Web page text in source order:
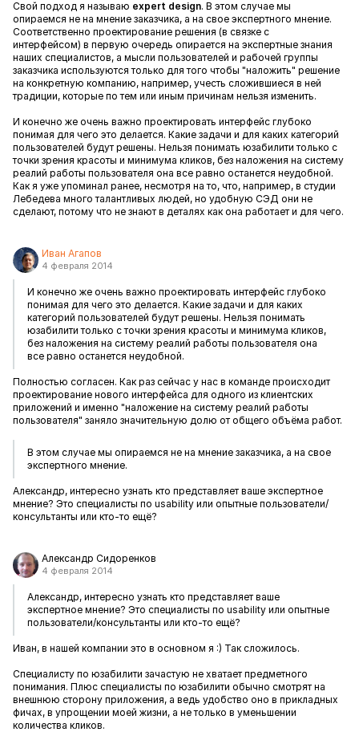
Свой подход я называю expert design. В этом случае мы
опираемся не на мнение заказчика, а на свое экспертного мнение.
Соответственно проектирование решения (в связке с
интерфейсом) в первую очередь опирается на экспертные знания
наших специалистов, а мысли пользователей и рабочей группы
заказчика используются только для того чтобы "наложить" решение
на конкретную компанию, например, учесть сложившиеся в ней
традиции, которые по тем или иным причинам нельзя изменить.
И конечно же очень важно проектировать интерфейс глубоко
понимая для чего это делается. Какие задачи и для каких категорий
пользователей будут решены. Нельзя понимать юзабилити только с
точки зрения красоты и минимума кликов, без наложения на систему
реалий работы пользователя она все равно останется неудобной.
Как я уже упоминал ранее, несмотря на то, что, например, в студии
Лебедева много талантливых людей, но удобную СЭД они не
сделают, потому что не знают в деталях как она работает и для чего.
Иван Агапов
4 февраля 2014
И конечно же очень важно проектировать интерфейс глубоко
понимая для чего это делается. Какие задачи и для каких
категорий пользователей будут решены. Нельзя понимать
юзабилити только с точки зрения красоты и минимума кликов,
без наложения на систему реалий работы пользователя она
все равно останется неудобной.
Полностью согласен. Как раз сейчас у нас в команде происходит
проектирование нового интерфейса для одного из клиентских
приложений и именно "наложение на систему реалий работы
пользователя" заняло значительную долю от общего объёма работ.
В этом случае мы опираемся не на мнение заказчика, а на свое
экспертного мнение.
Александр, интересно узнать кто представляет ваше экспертное
мнение? Это специалисты по usability или опытные пользователи/
консультанты или кто-то ещё?
Александр Сидоренков
4 февраля 2014
Александр, интересно узнать кто представляет ваше
экспертное мнение? Это специалисты по usability или опытные
пользователи/консультанты или кто-то ещё?
Иван, в нашей компании это в основном я :) Так сложилось.
Специалисту по юзабилити зачастую не хватает предметного
понимания. Плюс специалисты по юзабилити обычно смотрят на
внешнюю сторону приложения, а ведь удобство оно в прикладных
фичах, в упрощении моей жизни, а не только в уменьшении
количества кликов.